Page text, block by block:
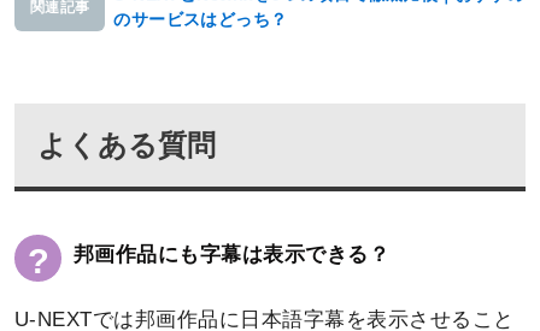
関連記事
のサービスはどっち？
よくある質問
? 邦画作品にも字幕は表示できる？
U-NEXTでは邦画作品に日本語字幕を表示させること